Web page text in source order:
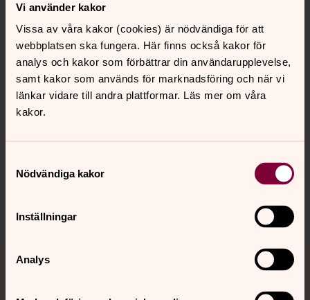
Vi använder kakor
Vissa av våra kakor (cookies) är nödvändiga för att
webbplatsen ska fungera. Här finns också kakor för
analys och kakor som förbättrar din användarupplevelse,
samt kakor som används för marknadsföring och när vi
länkar vidare till andra plattformar. Läs mer om våra
kakor.
Nödvändiga kakor
Inställningar
Analys
Kontakt
Kalender
Hitta snabbt
Sociala kanaler